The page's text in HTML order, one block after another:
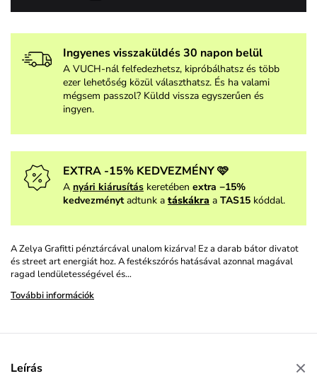
Ingyenes visszaküldés 30 napon belül
A VUCH-nál felfedezhetsz, kipróbálhatsz és több
ezer lehetőség közül választhatsz. És ha valami
mégsem passzol? Küldd vissza egyszerűen és
ingyen.
EXTRA -15% KEDVEZMÉNY 🩷
A nyári kiárusítás keretében extra −15%
kedvezménytadtunk a táskákra a TAS15 kóddal.
A Zelya Grafitti pénztárcával unalom kizárva! Ez a darab bátor divatot
és street art energiát hoz. A festékszórós hatásával azonnal magával
ragad lendületességével és…
További információk
Leírás